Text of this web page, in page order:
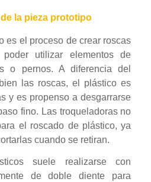
la pieza prototipo
es el proceso de crear roscas
utilizar elementos de
o pernos. A diferencia del
las roscas, el plástico es
y es propenso a desgarrarse
fino. Las troqueladoras no
el roscado de plástico, ya
cuando se retiran.
suele realizarse con
de doble diente para